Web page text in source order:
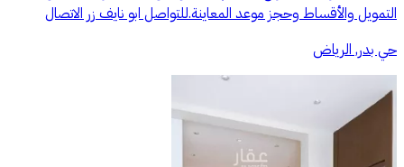
التمويل والأقساط وحجز موعد المعاينة.للتواصل ابو نايف زر الاتصال
حي بدر, الرياض